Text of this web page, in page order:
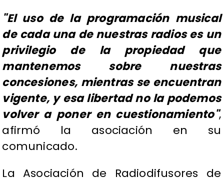
"El uso de la programación musical
de cada una de nuestras radios es un
privilegio de la propiedad que
mantenemos sobre nuestras
concesiones, mientras se encuentran
vigente, y esa libertad no la podemos
volver a poner en cuestionamiento",
afirmó la asociación en su
comunicado.
La Asociación de Radiodifusores de